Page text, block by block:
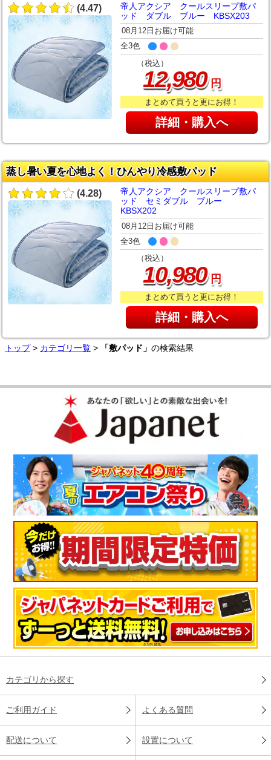
(4.47)
帝人アクシア クールスリープ敷パ
ッド ダブル ブルー KBSX203
08月12日お届け可能
全3色
（税込）
12,980円
まとめて買うと更にお得！
詳細・購入へ
蒸し暑い夏を心地よく！ひんやり冷感敷パッド
(4.28)
帝人アクシア クールスリープ敷パ
ッド セミダブル ブルー
KBSX202
08月12日お届け可能
全3色
（税込）
10,980円
まとめて買うと更にお得！
詳細・購入へ
トップ> カテゴリ一覧 > 「敷パッド」 の検索結果
カテゴリから探す
ご利用ガイド よくある質問
配送について 設置について